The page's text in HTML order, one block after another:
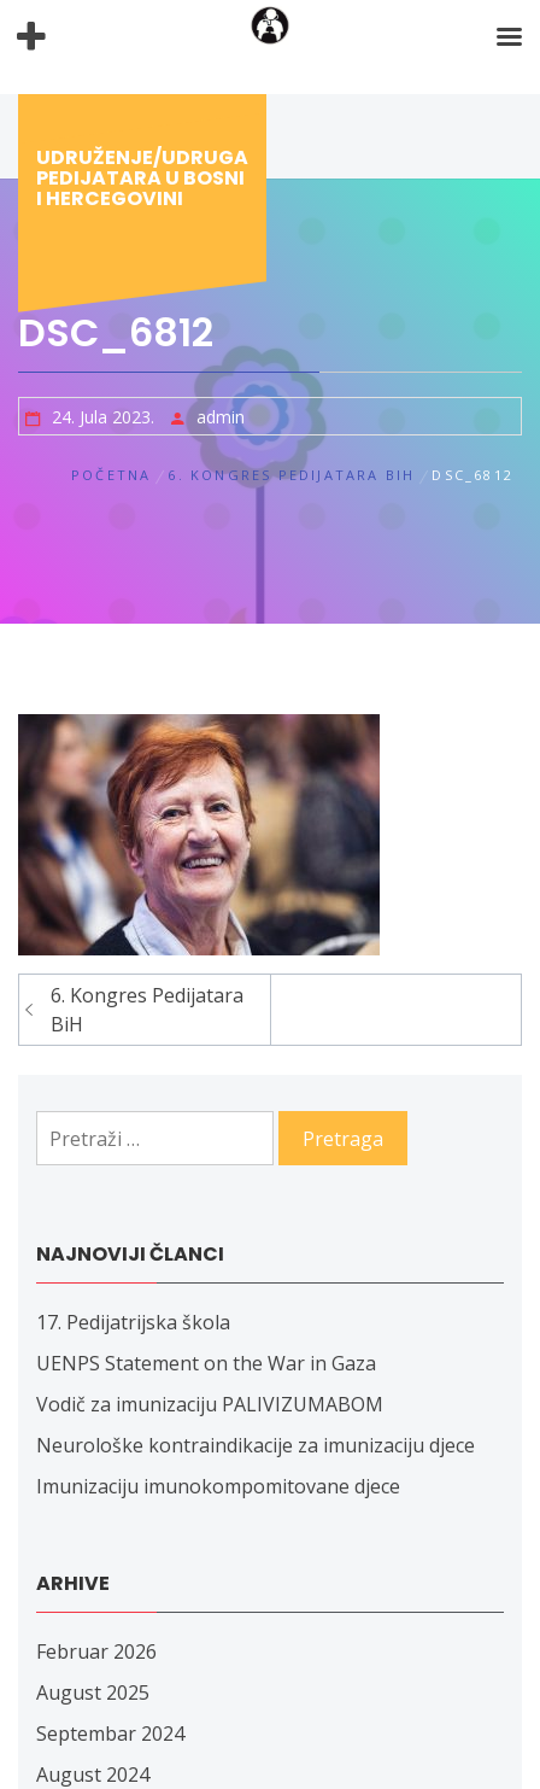
na
UDRUŽENJE/UDRUGA
PEDIJATARA U BOSNI
I HERCEGOVINI
DSC_6812
24. Jula 2023. admin
POČETNA 6. KONGRES PEDIJATARA BIH DSC_6812
Navigacija
članaka
6. Kongres Pedijatara
BiH
Pretraga:
NAJNOVIJI ČLANCI
17. Pedijatrijska škola
UENPS Statement on the War in Gaza
Vodič za imunizaciju PALIVIZUMABOM
Neurološke kontraindikacije za imunizaciju djece
Imunizaciju imunokompomitovane djece
ARHIVE
Februar 2026
August 2025
Septembar 2024
August 2024